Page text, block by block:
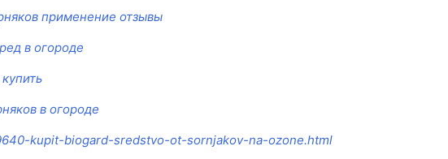
применение отзывы
в огороде
в огороде
kupit-biogard-sredstvo-ot-sornjakov-na-ozone.html